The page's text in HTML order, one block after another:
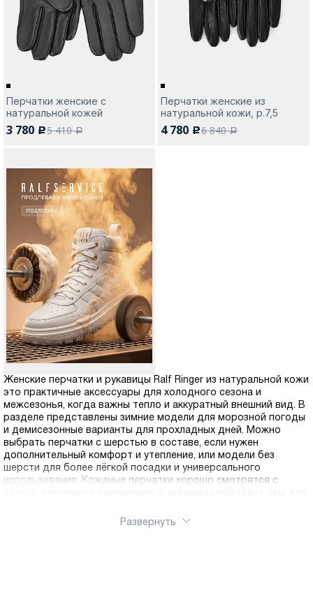
Перчатки женские с
натуральной кожей
3 780 c5 410a
Перчатки женские из
натуральной кожи, р.7,5
4 780 c6 840a
Женские перчатки и рукавицы Ralf Ringer из натуральной кожи
это практичные аксессуары для холодного сезона и
межсезонья, когда важны тепло и аккуратный внешний вид. В
разделе представлены зимние модели для морозной погоды
и демисезонные варианты для прохладных дней. Можно
выбрать перчатки с шерстью в составе, если нужен
дополнительный комфорт и утепление, или модели без
шерсти для более лёгкой посадки и универсального
использования. Кожаные перчатки хорошо смотрятся с
цвет под гардероб, чтобы аксессуар работал каждый день и
Развернуть